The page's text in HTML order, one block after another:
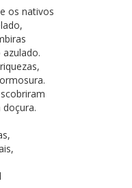
os nativos